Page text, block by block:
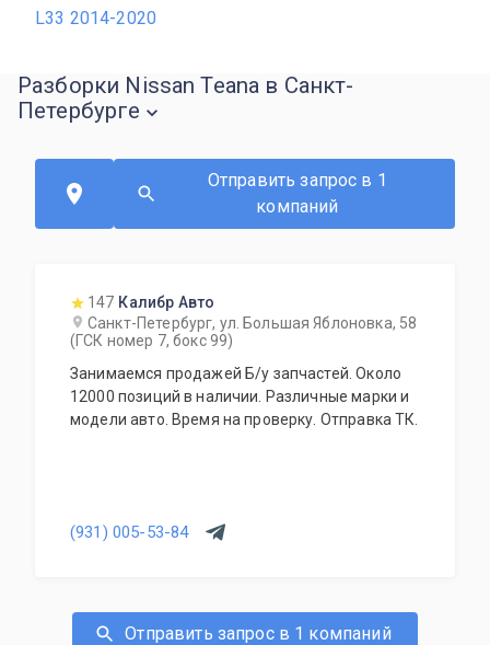
L33 2014-2020
Разборки Nissan Teana в Санкт-
Петербурге
Отправить запрос в 1
компаний
147 Калибр Авто
Санкт-Петербург, ул. Большая Яблоновка, 58
(ГСК номер 7, бокс 99)
Занимаемся продажей Б/у запчастей. Около
12000 позиций в наличии. Различные марки и
модели авто. Время на проверку. Отправка ТК.
(931) 005-53-84
Отправить запрос в 1 компаний